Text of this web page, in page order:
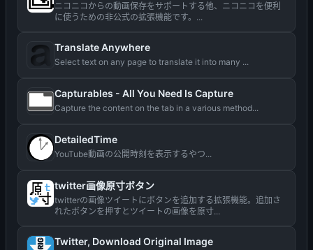
ニコニコからの動画保存をサポートする他、ニコニコを便利
に使うための非公式の拡張機能です。...
Translate Anywhere
Select text on any page to translate it into many ...
Capturables - All You Need Is Capture
Capture the content on the tab in a various method...
DetailedTime
YouTube動画の公開時刻を表示するやつ...
twitter画像原寸ボタン
twitterの画像ツイートにボタンを追加する拡張機能。追加さ
れたボタンを押すとツイートの画像を原寸...
Twitter, Download Original Image